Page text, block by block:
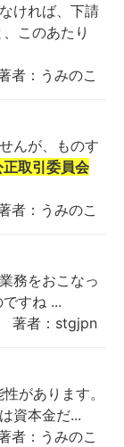
ければ、下請
このあたり
者：うみのこ
んが、ものす
正取引委員会
者：うみのこ
務をおこなっ
すね ...
著者：stgjpn
があります。
資本金だ...
者：うみのこ